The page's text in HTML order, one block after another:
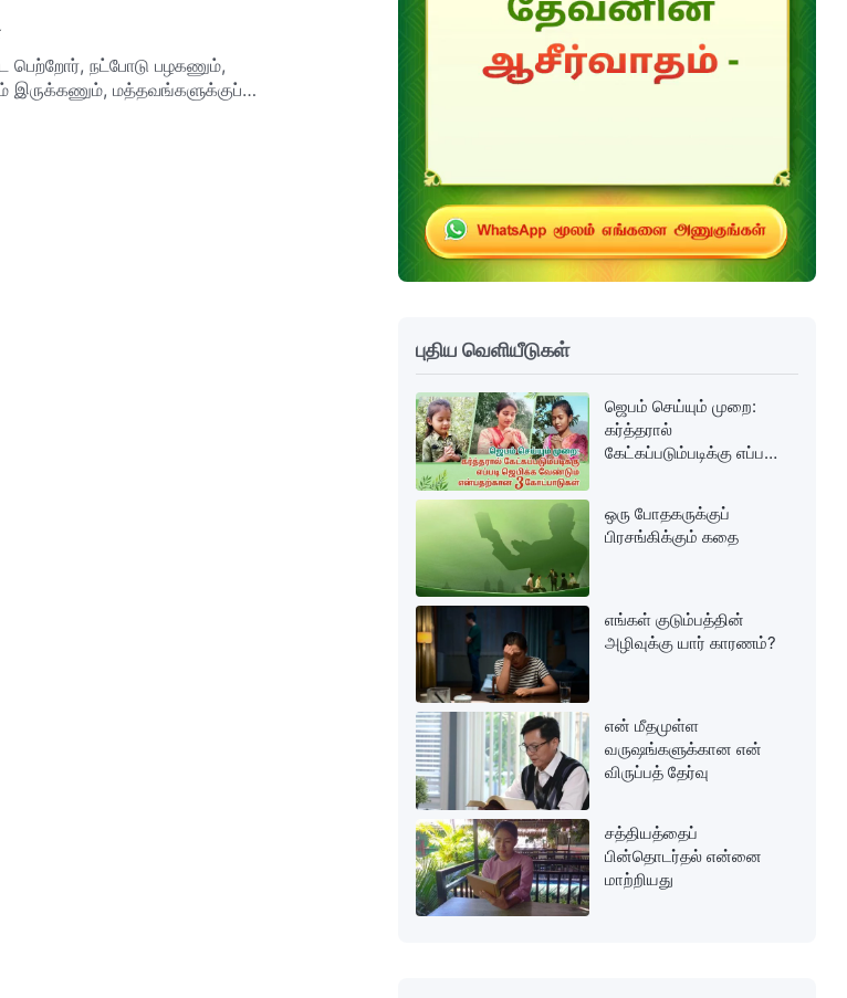
நட்போடு பழகணும்,
இருக்கணும், மத்தவங்களுக்குப்
புதிய வெளியீடுகள்
ஜெபம் செய்யும் முறை:
கர்த்தரால்
கேட்கப்படும்படிக்கு எப்படி
கோட்பாடுகள்
ஒரு போதகருக்குப்
பிரசங்கிக்கும் கதை
எங்கள் குடும்பத்தின்
அழிவுக்கு யார் காரணம்?
என் மீதமுள்ள
வருஷங்களுக்கான என்
விருப்பத் தேர்வு
சத்தியத்தைப்
பின்தொடர்தல் என்னை
மாற்றியது